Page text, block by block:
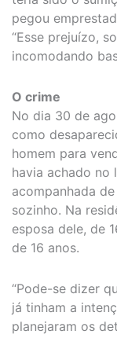
pegou
“Esse prejuízo,
incomodando
O crime
No dia 30 de
como
homem para
havia achado no
acompanhada
sozinho. Na
esposa dele, de
de 16 anos.
“Pode-se dizer
já tinham a
planejaram os